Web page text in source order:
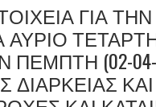
ΓΙΑ ΤΗΝ
ΤΕΤΆΡΤΗ
ΠΈΜΠΤΗ (02-04-
ΚΑΙ